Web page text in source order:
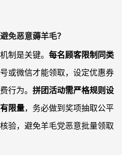
免恶意薅羊毛？
制是关键。 每名顾客限制同类
号或微信才能领取，设定优惠券
行为。 拼团活动需严格规则设
限量，务必做到奖项抽取公平
验，避免羊毛党恶意批量领取